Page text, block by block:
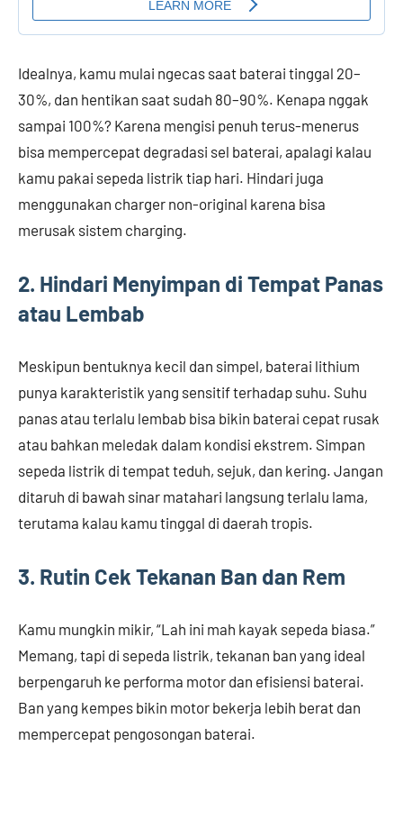
Idealnya, kamu mulai ngecas saat baterai tinggal 20–
30%, dan hentikan saat sudah 80–90%. Kenapa nggak
sampai 100%? Karena mengisi penuh terus-menerus
bisa mempercepat degradasi sel baterai, apalagi kalau
kamu pakai sepeda listrik tiap hari. Hindari juga
menggunakan charger non-original karena bisa
merusak sistem charging.
2. Hindari Menyimpan di Tempat Panas
atau Lembab
Meskipun bentuknya kecil dan simpel, baterai lithium
punya karakteristik yang sensitif terhadap suhu. Suhu
panas atau terlalu lembab bisa bikin baterai cepat rusak
atau bahkan meledak dalam kondisi ekstrem. Simpan
sepeda listrik di tempat teduh, sejuk, dan kering. Jangan
ditaruh di bawah sinar matahari langsung terlalu lama,
terutama kalau kamu tinggal di daerah tropis.
3. Rutin Cek Tekanan Ban dan Rem
Kamu mungkin mikir, “Lah ini mah kayak sepeda biasa.”
Memang, tapi di sepeda listrik, tekanan ban yang ideal
berpengaruh ke performa motor dan efisiensi baterai.
Ban yang kempes bikin motor bekerja lebih berat dan
mempercepat pengosongan baterai.